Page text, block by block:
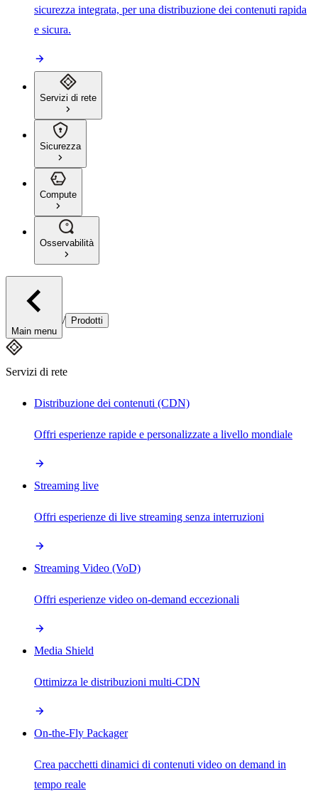
sicurezza integrata, per una distribuzione dei contenuti rapida
e sicura.
Servizi di rete
Sicurezza
Compute
Osservabilità
Main menu
/ Prodotti
Servizi di rete
Distribuzione dei contenuti (CDN)
Offri esperienze rapide e personalizzate a livello mondiale
Streaming live
Offri esperienze di live streaming senza interruzioni
Streaming Video (VoD)
Offri esperienze video on-demand eccezionali
Media Shield
Ottimizza le distribuzioni multi-CDN
On-the-Fly Packager
Crea pacchetti dinamici di contenuti video on demand in
tempo reale